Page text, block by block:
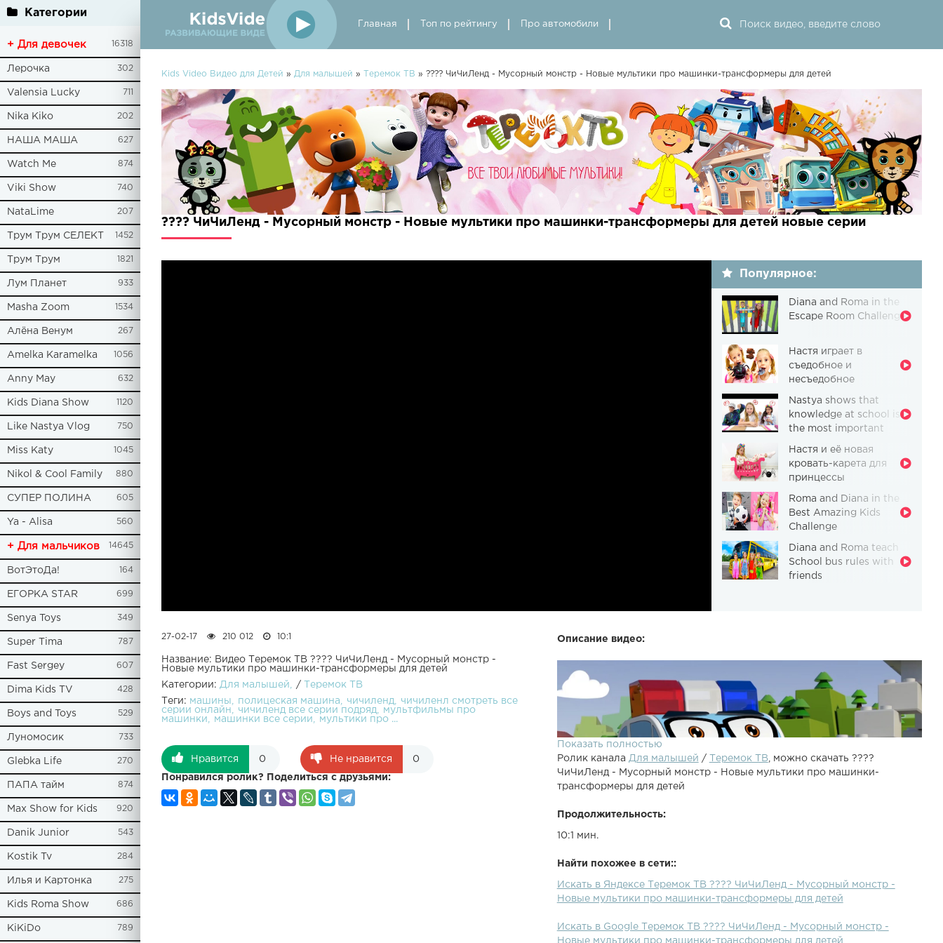
Категории
+ Для девочек 16318
Лерочка 302
Valensia Lucky 711
Nika Kiko 202
НАША МАША 627
Watch Me 874
Viki Show 740
NataLime 207
Трум Трум СЕЛЕКТ 1452
Трум Трум 1821
Лум Планет 933
Masha Zoom 1534
Алёна Венум 267
Amelka Karamelka 1056
Anny May 632
Kids Diana Show 1120
Like Nastya Vlog 750
Miss Katy 1045
Nikol & Cool Family 880
СУПЕР ПОЛИНА 605
Ya - Alisa 560
+ Для мальчиков 14645
ВотЭтоДа! 164
ЕГОРКА STAR 699
Senya Toys 349
Super Tima 787
Fast Sergey 607
Dima Kids TV 428
Boys and Toys 529
Луномосик 733
Glebka Life 270
ПАПА тайм 874
Max Show for Kids 920
Danik Junior 543
Kostik Tv 284
Илья и Картонка 275
Kids Roma Show 686
KiKiDo 789
Главная Топ по рейтингу Про автомобили
Kids Video Видео для Детей » Для малышей » Теремок ТВ » ???? ЧиЧиЛенд - Мусорный монстр - Новые мультики про машинки-трансформеры для детей
???? ЧиЧиЛенд - Мусорный монстр - Новые мультики про машинки-трансформеры для детей новые серии
Популярное:
Diana and Roma in the
Escape Room Challenge
Настя играет в
съедобное и
несъедобное
Nastya shows that
knowledge at school is
the most important
Настя и её новая
кровать-карета для
принцессы
Roma and Diana in the
Best Amazing Kids
Challenge
Diana and Roma teach
School bus rules with
friends
Описание видео:
Все серии мультика ЧиЧиЛэнд: Мусоровоз Свипер заболел, но он по-
прежнему обеспокоен сбором мусора. Джип предложил ему
из города весь мусор. За неделю на обочине дороги выросла гора из
выброшенных строительных блоков, которая внезапно
Показать полностью
Ролик канала Для малышей / Теремок ТВ, можно скачать ????
ЧиЧиЛенд - Мусорный монстр - Новые мультики про машинки-
трансформеры для детей
Продолжительность:
10:1 мин.
Найти похожее в сети::
Искать в Яндексе Теремок ТВ ???? ЧиЧиЛенд - Мусорный монстр -
Новые мультики про машинки-трансформеры для детей
Искать в Google Теремок ТВ ???? ЧиЧиЛенд - Мусорный монстр -
Новые мультики про машинки-трансформеры для детей
27-02-17 210 012 10:1
Название: Видео Теремок ТВ ???? ЧиЧиЛенд - Мусорный монстр -
Новые мультики про машинки-трансформеры для детей
Категории: Для малышей /
Теремок ТВ
Теги: машины полицеская машина чичиленд
чичиленл смотреть все
серии онлайн
чичиленд все серии подряд
мультфильмы про
машинки
машинки все серии мультики про ...
Нравится 0 Не нравится 0
Понравился ролик? Поделиться с друзьями: